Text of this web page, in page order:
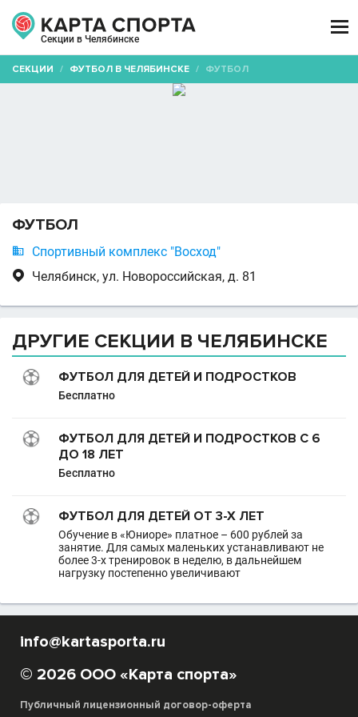
Секции в Челябинске

СЕКЦИИ / ФУТБОЛ В ЧЕЛЯБИНСКЕ / ФУТБОЛ
ФУТБОЛ
 Спортивный комплекс "Восход"
 Челябинск, ул. Новороссийская, д. 81
ДРУГИЕ СЕКЦИИ В ЧЕЛЯБИНСКЕ
ФУТБОЛ ДЛЯ ДЕТЕЙ И ПОДРОСТКОВ
Бесплатно
ФУТБОЛ ДЛЯ ДЕТЕЙ И ПОДРОСТКОВ С 6
ДО 18 ЛЕТ
Бесплатно
ФУТБОЛ ДЛЯ ДЕТЕЙ ОТ 3-Х ЛЕТ
Обучение в «Юниоре» платное – 600 рублей за
занятие. Для самых маленьких устанавливают не
более 3-х тренировок в неделю, в дальнейшем
нагрузку постепенно увеличивают
info@kartasporta.ru
© 2026 ООО «Карта спорта»
Публичный лицензионный договор-оферта